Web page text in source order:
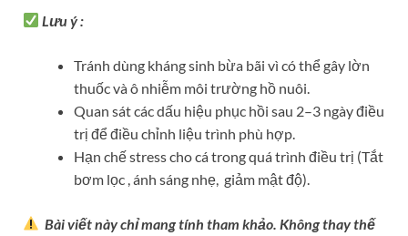
Lưu ý :
Tránh dùng kháng sinh bừa bãi vì có thể gây lờn
thuốc và ô nhiễm môi trường hồ nuôi.
Quan sát các dấu hiệu phục hồi sau 2–3 ngày điều
trị để điều chỉnh liệu trình phù hợp.
Hạn chế stress cho cá trong quá trình điều trị (Tắt
bơm lọc , ánh sáng nhẹ, giảm mật độ).
Bài viết này chỉ mang tính tham khảo. Không thay thế